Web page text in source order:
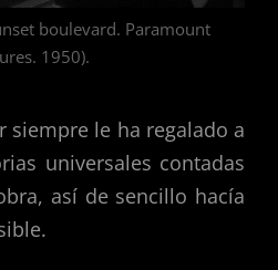
boulevard. Paramount
1950).
siempre le ha regalado a
universales contadas
así de sencillo hacía